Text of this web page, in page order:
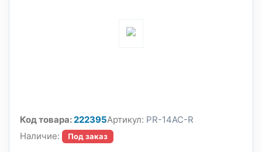
Код товара:222395Артикул: PR-14AC-R
Наличие:
Под заказ